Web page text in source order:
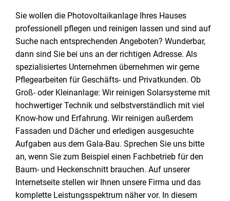
Sie wollen die Photovoltaikanlage Ihres Hauses
professionell pflegen und reinigen lassen und sind auf
Suche nach entsprechenden Angeboten? Wunderbar,
dann sind Sie bei uns an der richtigen Adresse. Als
spezialisiertes Unternehmen übernehmen wir gerne
Pflegearbeiten für Geschäfts- und Privatkunden. Ob
Groß- oder Kleinanlage: Wir reinigen Solarsysteme mit
hochwertiger Technik und selbstverständlich mit viel
Know-how und Erfahrung. Wir reinigen außerdem
Fassaden und Dächer und erledigen ausgesuchte
Aufgaben aus dem Gala-Bau. Sprechen Sie uns bitte
an, wenn Sie zum Beispiel einen Fachbetrieb für den
Baum- und Heckenschnitt brauchen. Auf unserer
Internetseite stellen wir Ihnen unsere Firma und das
komplette Leistungsspektrum näher vor. In diesem